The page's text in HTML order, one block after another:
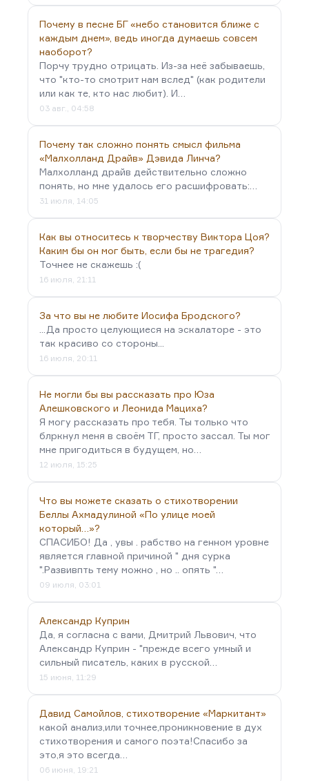
Почему в песне БГ «небо становится ближе с
каждым днем», ведь иногда думаешь совсем
наоборот?
Порчу трудно отрицать. Из-за неё забываешь,
что "кто-то смотрит нам вслед" (как родители
или как те, кто нас любит). И…
03 авг., 04:58
Почему так сложно понять смысл фильма
«Малхолланд Драйв» Дэвида Линча?
Малхолланд драйв действительно сложно
понять, но мне удалось его расшифровать:…
31 июля, 14:05
Как вы относитесь к творчеству Виктора Цоя?
Каким бы он мог быть, если бы не трагедия?
Точнее не скажешь :(
16 июля, 21:11
За что вы не любите Иосифа Бродского?
...Да просто целующиеся на эскалаторе - это
так красиво со стороны...
16 июля, 20:11
Не могли бы вы рассказать про Юза
Алешковского и Леонида Мациха?
Я могу рассказать про тебя. Ты только что
блркнул меня в своём ТГ, просто зассал. Ты мог
мне пригодиться в будущем, но…
12 июля, 15:25
Что вы можете сказать о стихотворении
Беллы Ахмадулиной «По улице моей
который…»?
СПАСИБО! Да , увы . рабство на генном уровне
является главной причиной " дня сурка
".Развивпть тему можно , но .. опять "…
09 июля, 03:01
Александр Куприн
Да, я согласна с вами, Дмитрий Львович, что
Александр Куприн - "прежде всего умный и
сильный писатель, каких в русской…
15 июня, 11:29
Давид Самойлов, стихотворение «Маркитант»
какой анализ,или точнее,проникновение в дух
стихотворения и самого поэта!Спасибо за
это,я это всегда…
06 июня, 19:21